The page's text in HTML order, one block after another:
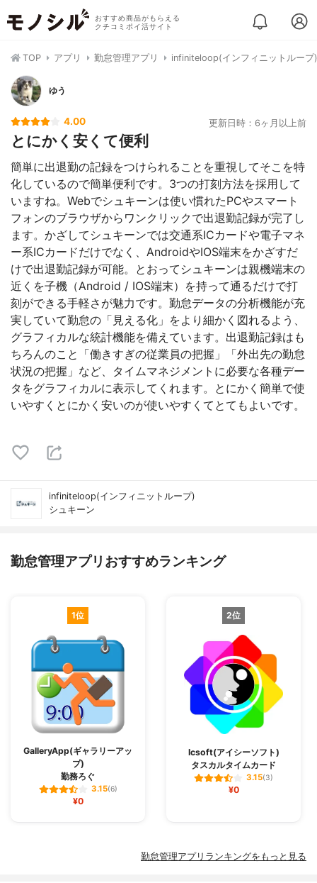
おすすめ商品がもらえる
クチコミポイ活サイト
TOP アプリ 勤怠管理アプリ infiniteloop(インフィニットループ
ゆう
4.00 更新日時：6ヶ月以上前
とにかく安くて便利
簡単に出退勤の記録をつけられることを重視してそこを特
化しているので簡単便利です。3つの打刻方法を採用して
いますね。Webでシュキーンは使い慣れたPCやスマート
フォンのブラウザからワンクリックで出退勤記録が完了し
ます。かざしてシュキーンでは交通系ICカードや電子マネ
ー系ICカードだけでなく、AndroidやIOS端末をかざすだ
けで出退勤記録が可能。とおってシュキーンは親機端末の
近くを子機（Android / IOS端末）を持って通るだけで打
刻ができる手軽さが魅力です。勤怠データの分析機能が充
実していて勤怠の「見える化」をより細かく図れるよう、
グラフィカルな統計機能を備えています。出退勤記録はも
ちろんのこと「働きすぎの従業員の把握」「外出先の勤怠
状況の把握」など、タイムマネジメントに必要な各種デー
タをグラフィカルに表示してくれます。とにかく簡単で使
いやすくとにかく安いのが使いやすくてとてもよいです。
infiniteloop(インフィニットループ)
シュキーン
勤怠管理アプリおすすめランキング
1位
GalleryApp(ギャラリーアッ
プ)
勤務ろぐ
3.15(6)
¥0
2位
Icsoft(アイシーソフト)
タスカルタイムカード
3.15(3)
¥0
勤怠管理アプリランキングをもっと見る